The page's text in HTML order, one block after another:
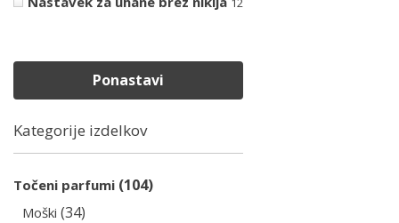
Ponastavi
Kategorije izdelkov
Točeni parfumi (104)
Moški (34)